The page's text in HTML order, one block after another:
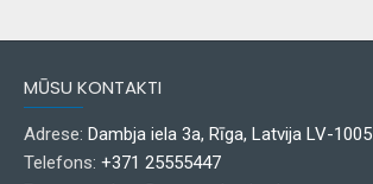
MŪSU KONTAKTI
Adrese: Dambja iela 3a, Rīga, Latvija LV-1005
Telefons: +371 25555447